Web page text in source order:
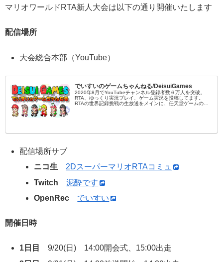
マリオワールドRTA新人大会は以下の通り開催いたします
配信場所
大会総合本部（YouTube）
でいすいのゲームちゃんねる/DeisuiGames
2020年8月でYouTubeチャンネル登録者数６万人を突破。
RTA、ゆっくり実況プレイ、ゲーム実況を投稿してます。
RTAの世界記録挑戦の生放送をメインに、任天堂ゲームの完
配信場所サブ
ニコ生
2DスーパーマリオRTAコミュ
Twitch
泥酔です
OpenRec
でいすい
開催日時
1日目
9/20(日) 14:00開会式、15:00出走